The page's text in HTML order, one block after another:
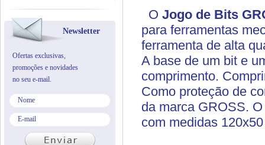
O Jogo de Bits
para ferramentas
ferramenta de alta
A base de um bit e
comprimento.
Como proteção de
da marca GROSS.
com medidas
Newsletter
Ofertas exclusivas,
promoções e novidades
no seu e-mail.